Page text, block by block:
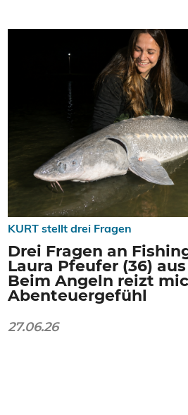
KURT stellt drei Fragen
Drei Fragen an
Laura Pfeufer (36)
Beim Angeln reizt
Abenteuergefühl
27.06.26